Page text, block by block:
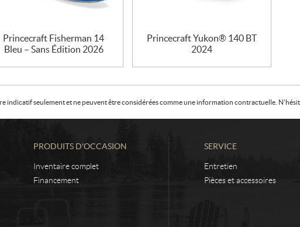
Princecraft Fisherman 14
Bleu – Sans Édition 2026
Princecraft Yukon® 140 BT
2024
indicatif seulement et ne peuvent être considérées comme une information contractuelle.
PRODUITS D'OCCASION
Inventaire complet
Financement
SERVICE
Entretien
Pièces et accessoires